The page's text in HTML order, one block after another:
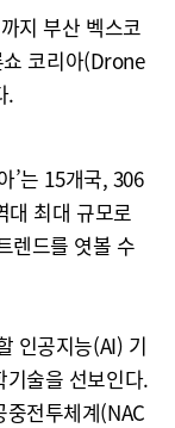
지 부산 벡스코
쇼 코리아(Drone
.
’는 15개국, 306
대 최대 규모로
렌드를 엿볼 수
인공지능(AI) 기
기술을 선보인다.
전투체계(NAC